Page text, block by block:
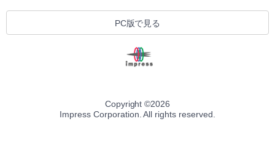
PC版で見る
Copyright ©2026
Impress Corporation. All rights reserved.